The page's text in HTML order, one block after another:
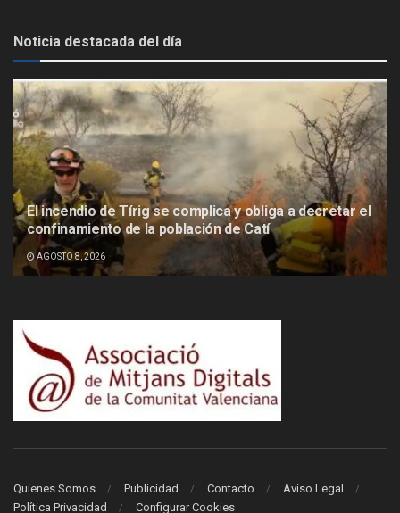
Noticia destacada del día
El incendio de Tírig se complica y obliga a decretar el
confinamiento de la población de Catí
AGOSTO 8, 2026
Quienes Somos Publicidad Contacto
Aviso Legal
Política Privacidad
Configurar Cookies